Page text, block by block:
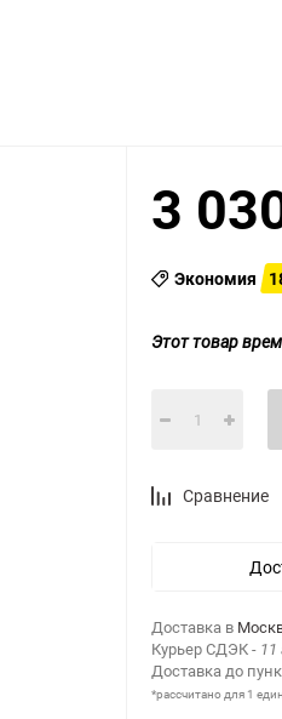
3
Экономия
Этот товар
Сравнение
Доставка в
Курьер СДЭК- 11
Доставка до
*рассчитано для 1